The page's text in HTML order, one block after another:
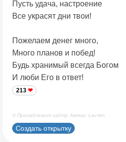
Пусть удача, настроение
Все украсят дни твои!
Пожелаем денег много,
Много планов и побед!
Будь хранимый всегда Богом
И люби Его в ответ!
213
© Принадлежит сайту. Автор: Lav-len
Создать открытку